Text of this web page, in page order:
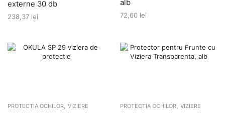
externe 30 db
238,37 lei
alb
72,60 lei
PROTECTIA OCHILOR VIZIERE PROTECTIA OCHILOR VIZIERE